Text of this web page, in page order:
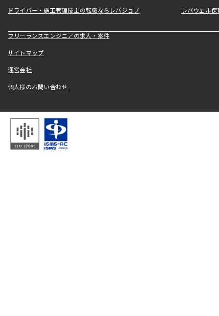
ドライバー・施工管理技士の転職ならレバジョブ レバウェル
フリーランスエンジニアの求人・案件
サイトマップ
運営会社
個人様のお問い合わせ